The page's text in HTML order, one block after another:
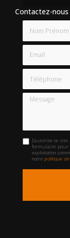
Contactez-nous
Email
Téléphone
Message
J'autorise ce
formulaire
exploitation
notrepolitique